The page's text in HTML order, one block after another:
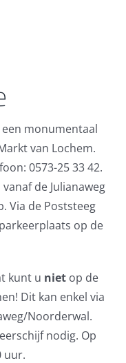
monumentaal
van Lochem.
0573-25 33 42.
de Julianaweg
Via de Poststeeg
op de
kunt u niet op de
Dit kan enkel via
Noorderwal.
nodig. Op
uur.